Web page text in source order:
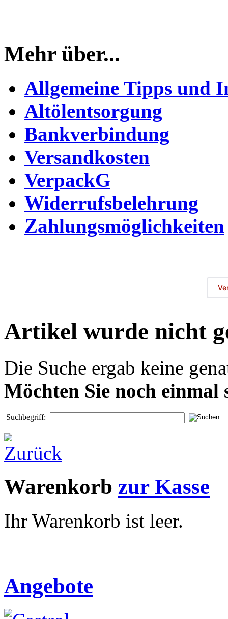
Mehr über...
Allgemeine Tipps und
Altölentsorgung
Bankverbindung
Versandkosten
VerpackG
Widerrufsbelehrung
Zahlungsmöglichkeiten
Artikel wurde nicht
Die Suche ergab keine
Möchten Sie noch einmal
Suchbegriff:
Warenkorb zur Kasse
Ihr Warenkorb ist leer.
Angebote